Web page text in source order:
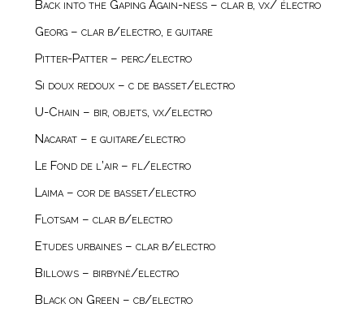
Black on Green – cb/electro
Billows – birbynė/electro
Etudes urbaines – clar b/electro
Flotsam – clar b/electro
Laima – cor de basset/electro
Le Fond de l’air – fl/electro
Nacarat – e guitare/electro
U-Chain – bir, objets, vx/electro
Si doux redoux – c de basset/electro
Pitter-Patter – perc/electro
Georg – clar b/electro, e guitare
Back into the Gaping Again-ness – clar b, vx/ électro